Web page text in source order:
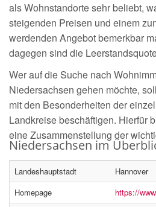
als Wohnstandorte sehr beliebt,
steigenden Preisen und einem
werdenden Angebot bemerkbar
dagegen sind die
Wer auf die Suche nach
Niedersachsen gehen möchte,
mit den Besonderheiten der
Landkreise beschäftigen. Hierfür
eine Zusammenstellung der
Niedersachsen im
Landeshauptstadt
Hannover
Homepage
https://